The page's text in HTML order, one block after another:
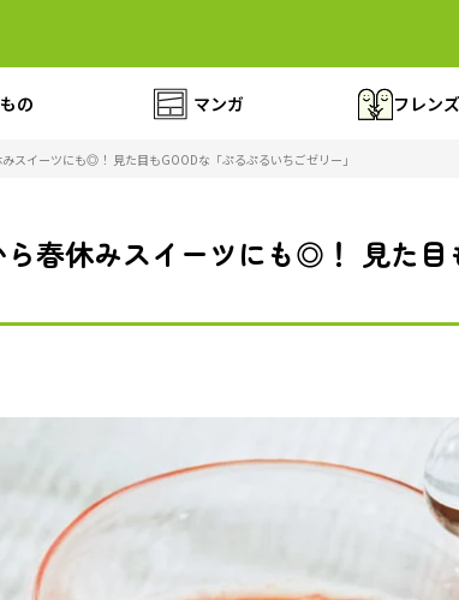
の マンガ フレンズ
スイーツにも◎！ 見た目もGOODな「ぷるぷるいちごゼリー」
春休みスイーツにも◎！ 見た